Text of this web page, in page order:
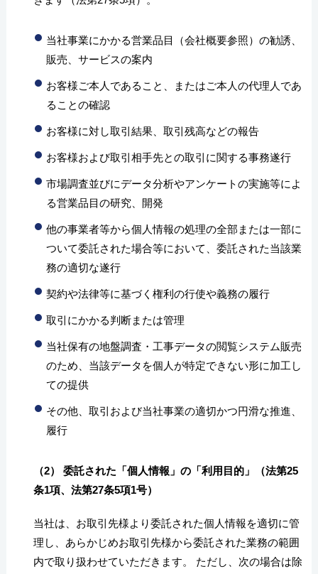
当社事業にかかる営業品目（会社概要参照）の勧誘、
販売、サービスの案内
お客様ご本人であること、またはご本人の代理人であ
ることの確認
お客様に対し取引結果、取引残高などの報告
お客様および取引相手先との取引に関する事務遂行
市場調査並びにデータ分析やアンケートの実施等によ
る営業品目の研究、開発
他の事業者等から個人情報の処理の全部または一部に
ついて委託された場合等において、委託された当該業
務の適切な遂行
契約や法律等に基づく権利の行使や義務の履行
取引にかかる判断または管理
当社保有の地盤調査・工事データの閲覧システム販売
のため、当該データを個人が特定できない形に加工し
ての提供
その他、取引および当社事業の適切かつ円滑な推進、
履行
（2） 委託された「個人情報」の「利用目的」（法第25
条1項、法第27条5項1号）
当社は、お取引先様より委託された個人情報を適切に管
理し、あらかじめお取引先様から委託された業務の範囲
内で取り扱わせていただきます。 ただし、次の場合は除